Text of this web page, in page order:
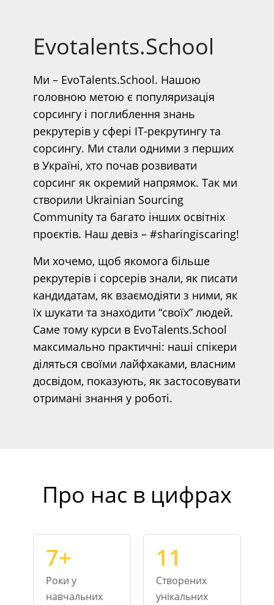
Evotalents.School
Ми – EvoTalents.School. Нашою
головною метою є популяризація
сорсингу і поглиблення знань
рекрутерів у сфері IT-рекрутингу та
сорсингу. Ми стали одними з перших
в Україні, хто почав розвивати
сорсинг як окремий напрямок. Так ми
створили Ukrainian Sourcing
Community та багато інших освітніх
проєктів. Наш девіз – #sharingiscaring!
Ми хочемо, щоб якомога більше
рекрутерів і сорсерів знали, як писати
кандидатам, як взаємодіяти з ними, як
їх шукати та знаходити “своїх” людей.
Саме тому курси в EvoTalents.School
максимально практичні: наші спікери
діляться своїми лайфхаками, власним
досвідом, показують, як застосовувати
отримані знання у роботі.
Про нас в цифрах
7+
Роки у
навчальних
11
Створених
унікальних